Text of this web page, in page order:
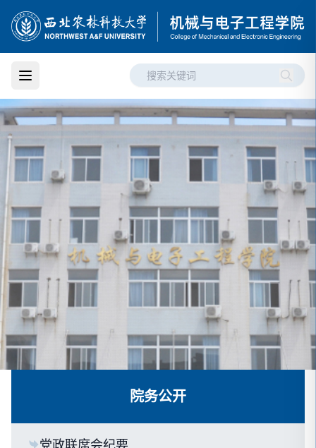
院务公开
党政联席会纪要